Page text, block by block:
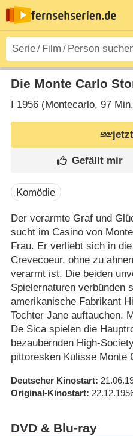
Die Monte Carlo
1956 (Montecarlo‎, 97
Komödie
Der verarmte Graf und
sucht im Casino von
Frau. Er verliebt sich in
Crevecoeur, ohne zu
verarmt ist. Die beiden
Spielernaturen verbünden
amerikanische Fabrikant
Tochter Jane auftauchen.
De Sica spielen die
bezaubernden High-
pittoresken Kulisse Monte
Deutscher Kinostart
Original-Kinostart
DVD & Blu-ray